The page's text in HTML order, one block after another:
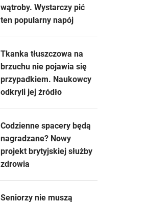
wątroby. Wystarczy pić
ten popularny napój
Tkanka tłuszczowa na
brzuchu nie pojawia się
przypadkiem. Naukowcy
odkryli jej źródło
Codzienne spacery będą
nagradzane? Nowy
projekt brytyjskiej służby
zdrowia
Seniorzy nie muszą